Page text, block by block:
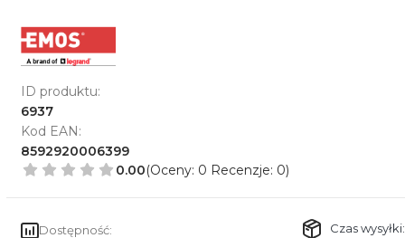
ID produktu:
6937
Kod EAN:
8592920006399
0.00(Oceny: 0 Recenzje: 0)
Dostępność:
Czas wysyłki: